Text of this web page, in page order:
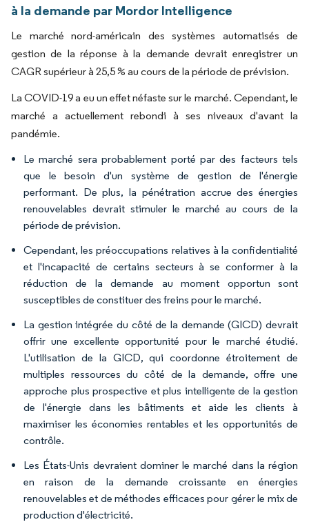
à la demande par Mordor Intelligence
Le marché nord-américain des systèmes automatisés de
gestion de la réponse à la demande devrait enregistrer un
CAGR supérieur à 25,5 % au cours de la période de prévision.
La COVID-19 a eu un effet néfaste sur le marché. Cependant, le
marché a actuellement rebondi à ses niveaux d'avant la
pandémie.
Le marché sera probablement porté par des facteurs tels
que le besoin d'un système de gestion de l'énergie
performant. De plus, la pénétration accrue des énergies
renouvelables devrait stimuler le marché au cours de la
période de prévision.
Cependant, les préoccupations relatives à la confidentialité
et l'incapacité de certains secteurs à se conformer à la
réduction de la demande au moment opportun sont
susceptibles de constituer des freins pour le marché.
La gestion intégrée du côté de la demande (GICD) devrait
offrir une excellente opportunité pour le marché étudié.
L'utilisation de la GICD, qui coordonne étroitement de
multiples ressources du côté de la demande, offre une
approche plus prospective et plus intelligente de la gestion
de l'énergie dans les bâtiments et aide les clients à
maximiser les économies rentables et les opportunités de
contrôle.
Les États-Unis devraient dominer le marché dans la région
en raison de la demande croissante en énergies
renouvelables et de méthodes efficaces pour gérer le mix de
production d'électricité.